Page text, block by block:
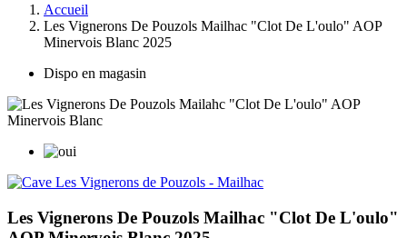
Accueil
Les Vignerons De Pouzols Mailhac "Clot De L'oulo" AOP
Minervois Blanc 2025
Dispo en magasin
Les Vignerons De Pouzols Mailhac "Clot De L'oulo"